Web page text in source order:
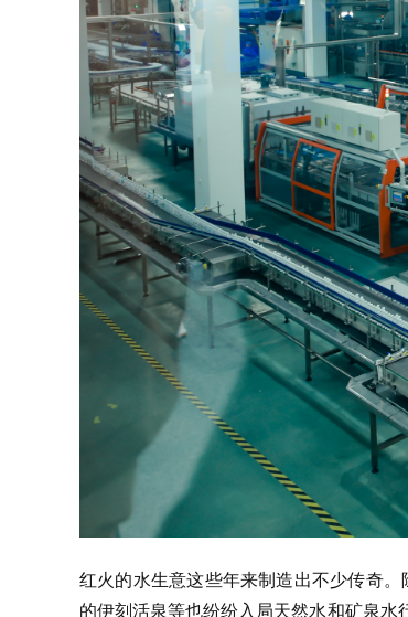
红火的水生意这些年来制造出不少传奇。
的伊刻活泉等也纷纷入局天然水和矿泉